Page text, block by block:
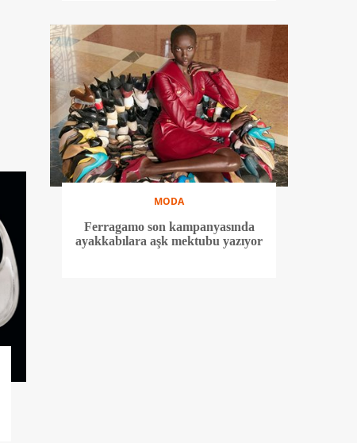
MODA
Ferragamo son kampanyasında
ayakkabılara aşk mektubu yazıyor